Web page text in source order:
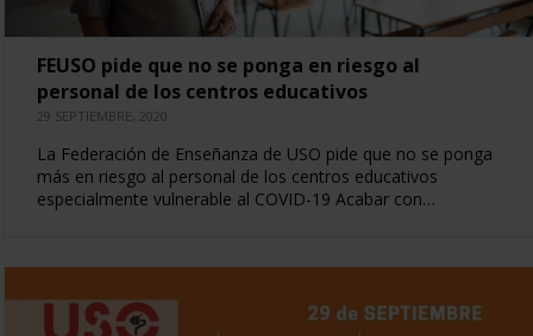
FEUSO pide que no se ponga en riesgo al
personal de los centros educativos
29 SEPTIEMBRE, 2020
La Federación de Enseñanza de USO pide que no se ponga
más en riesgo al personal de los centros educativos
especialmente vulnerable al COVID-19 Acabar con…